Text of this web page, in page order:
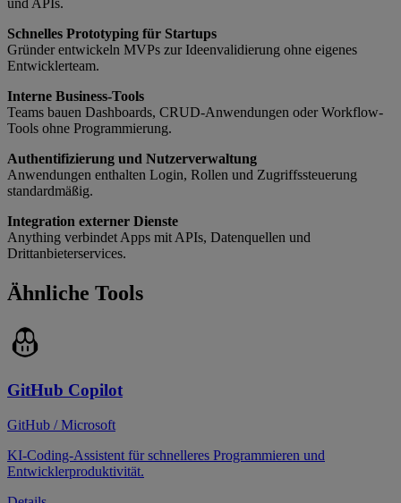
und APIs.
Schnelles Prototyping für Startups
Gründer entwickeln MVPs zur Ideenvalidierung ohne eigenes
Entwicklerteam.
Interne Business-Tools
Teams bauen Dashboards, CRUD-Anwendungen oder Workflow-
Tools ohne Programmierung.
Authentifizierung und Nutzerverwaltung
Anwendungen enthalten Login, Rollen und Zugriffssteuerung
standardmäßig.
Integration externer Dienste
Anything verbindet Apps mit APIs, Datenquellen und
Drittanbieterservices.
Ähnliche Tools
GitHub Copilot
GitHub / Microsoft
KI-Coding-Assistent für schnelleres Programmieren und
Entwicklerproduktivität.